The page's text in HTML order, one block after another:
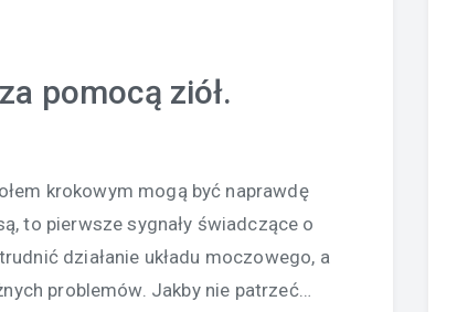
pomocą ziół.
krokowym mogą być naprawdę
to pierwsze sygnały świadczące o
działanie układu moczowego, a
problemów. Jakby nie patrzeć…